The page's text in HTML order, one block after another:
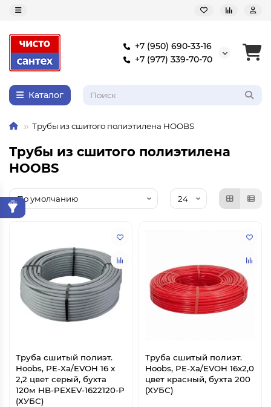
+7 (950) 690-33-16
+7 (977) 339-70-70
Каталог
Трубы из сшитого полиэтилена HOOBS
Трубы из сшитого полиэтилена
HOOBS
Труба сшитый полиэт.
Hoobs, PE-Xa/EVOH 16 х
2,2 цвет серый, бухта
120м HB-PEXEV-1622120-P
(ХУБС)
Труба сшитый полиэт.
Hoobs, PE-Xa/EVOH 16х2,0
цвет красный, бухта 200
(ХУБС)